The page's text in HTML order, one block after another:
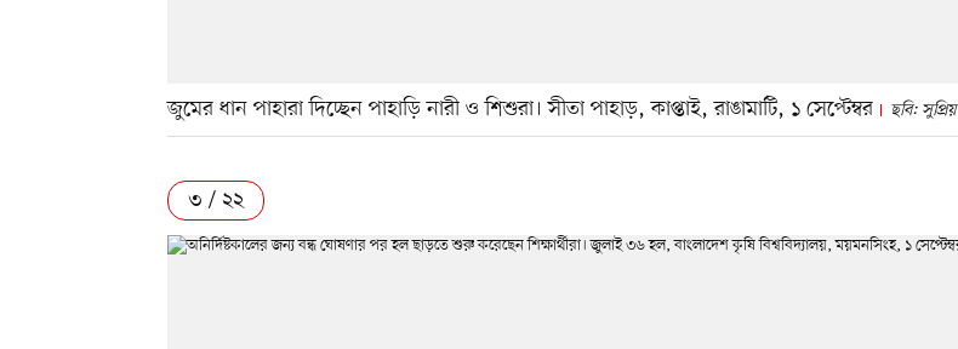
জুমের ধান পাহারা দিচ্ছেন পাহাড়ি নারী ও শিশুরা। সীতা পাহাড়, কাপ্তাই, রাঙামাটি, ১ সেপ্টেম্বর ছবি:
৩ / ২২